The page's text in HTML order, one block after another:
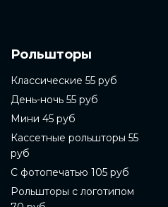
Рольшторы
Классические 55 руб
День-ночь 55 руб
Мини 45 руб
Кассетные рольшторы 55
руб
С фотопечатью 105 руб
Рольшторы с логотипом